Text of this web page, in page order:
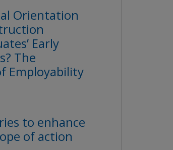
Orientation
Early
The
Employability
to enhance
of action